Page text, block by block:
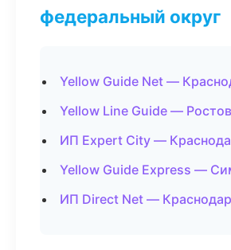
федеральный округ
Yellow Guide Net —
Yellow Line Guide —
ИП Expert City —
Yellow Guide Express —
ИП Direct Net — Краснодар